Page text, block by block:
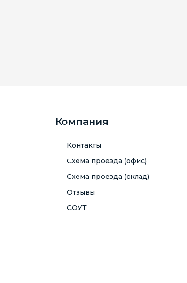
Компания
Контакты
Схема проезда (офис)
Схема проезда (склад)
Отзывы
СОУТ